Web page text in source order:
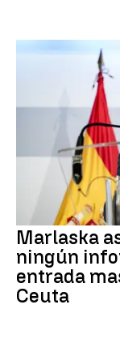
Marlaska
ningún
entrada
Ceuta